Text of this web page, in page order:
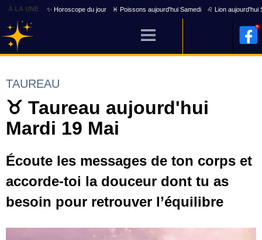
À LA UNE ✨ Horoscope du jour ♓ Poissons aujourd'hui Samedi ♌ Lion aujourd'hui
TAUREAU
♉ Taureau aujourd'hui
Mardi 19 Mai
Écoute les messages de ton corps et
accorde-toi la douceur dont tu as
besoin pour retrouver l’équilibre